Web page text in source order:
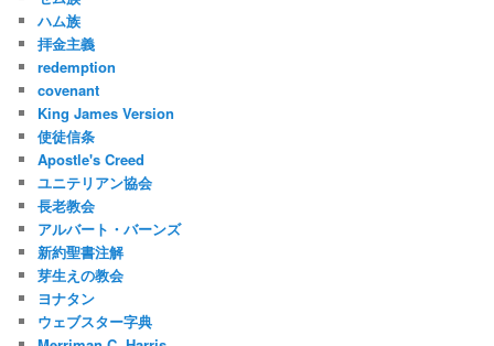
ハム族
拝金主義
redemption
covenant
King James Version
使徒信条
Apostle's Creed
ユニテリアン協会
長老教会
アルバート・バーンズ
新約聖書注解
芽生えの教会
ヨナタン
ウェブスター字典